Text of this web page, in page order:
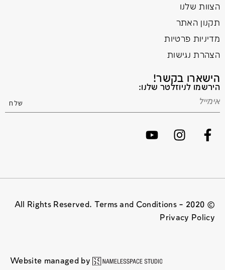
הצוות שלנו
תקנון האתר
מדיניות פרטיות
הצהרת נגישות
הישארו בקשר!
הירשמו לניוזלטר שלנו:
© 2020 All Rights Reserved. Terms and Conditions –
Privacy Policy
Website managed by